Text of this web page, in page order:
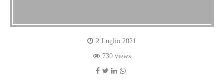
2 Luglio 2021
730 views